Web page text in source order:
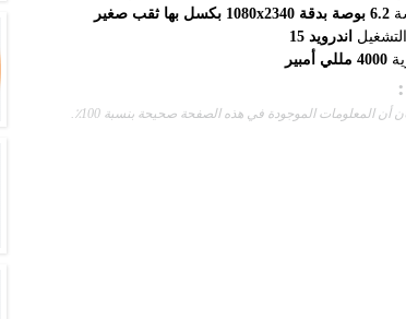
6.2 بوصة بدقة 1080x2340 بكسل بها ثقب صغير
اندرويد 15
4000 مللي أمبير
أن المعلومات الموجودة في هذه الصفحة صحيحة بنسبة 100٪.